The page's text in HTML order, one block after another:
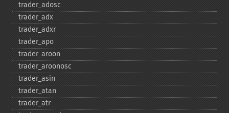
trader_​adosc
trader_​adx
trader_​adxr
trader_​apo
trader_​aroon
trader_​aroonosc
trader_​asin
trader_​atan
trader_​atr